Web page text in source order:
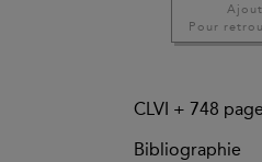
Pour
CLVI + 748
Bibliographie